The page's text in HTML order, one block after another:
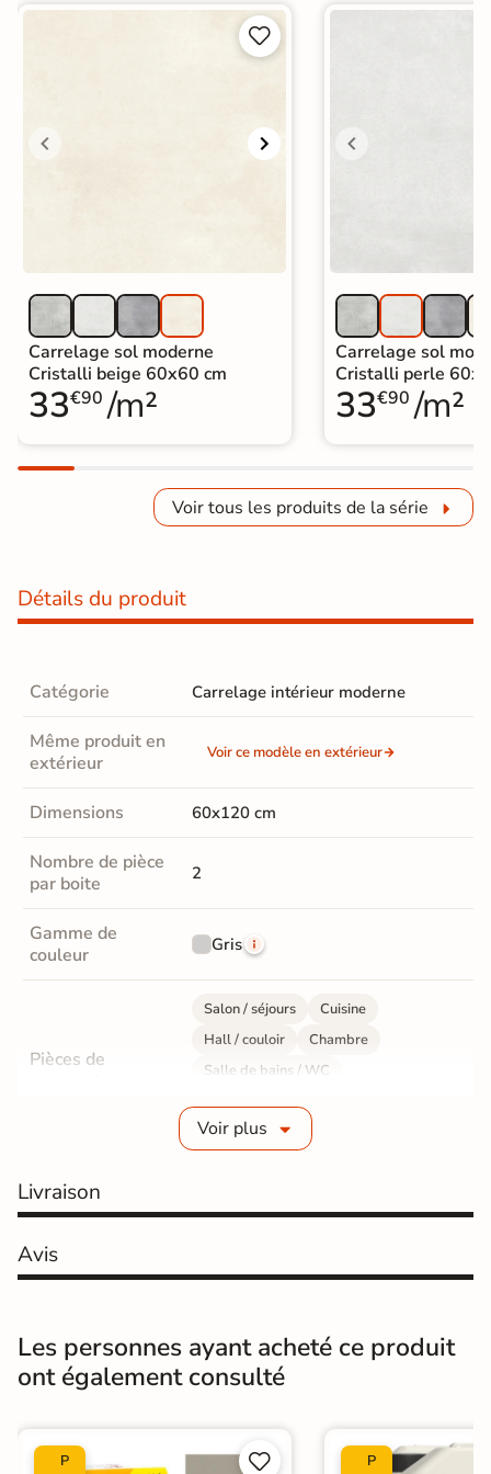


Carrelage sol moderne
Cristalli beige 60x60 cm
33€90 /m²
Carrelage sol
Cristalli perle
33€90 /m²
Voir tous les produits de la série
Détails du produit
Catégorie Carrelage intérieur moderne
Même produit en
extérieur
Voir ce modèle en extérieur
Dimensions 60x120 cm
Nombre de pièce
par boite
2
Gamme de
couleur
Gris
Pièces de
Salon / séjours
Cuisine
Hall / couloir
Chambre
Salle de bains / WC
Sol intérieur
Fabrication
Résistance à
Masse colorée Oui
Finition Mate
Voir plus
Livraison
Avis
Les personnes ayant acheté ce produit
ont également consulté
P


P